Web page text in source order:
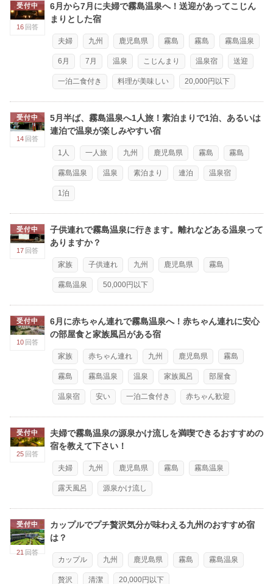
受付中
16 回答
6月から7月に夫婦で霧島温泉へ！送迎があってこじん
まりとした宿
夫婦 九州 鹿児島県 霧島 霧島 霧島温泉
6月 7月 温泉 こじんまり 温泉宿 送迎
一泊二食付き 料理が美味しい 20,000円以下
受付中
14 回答
5月半ば、霧島温泉へ1人旅！素泊まりで1泊、あるいは
連泊で温泉が楽しみやすい宿
1人 一人旅 九州 鹿児島県 霧島 霧島
霧島温泉 温泉 素泊まり 連泊 温泉宿
1泊
受付中
17 回答
子供連れで霧島温泉に行きます。離れなどある温泉って
ありますか？
家族 子供連れ 九州 鹿児島県 霧島
霧島温泉 50,000円以下
受付中
10 回答
6月に赤ちゃん連れで霧島温泉へ！赤ちゃん連れに安心
の部屋食と家族風呂がある宿
家族 赤ちゃん連れ 九州 鹿児島県 霧島
霧島 霧島温泉 温泉 家族風呂 部屋食
温泉宿 安い 一泊二食付き 赤ちゃん歓迎
受付中
25 回答
夫婦で霧島温泉の源泉かけ流しを満喫できるおすすめの
宿を教えて下さい！
夫婦 九州 鹿児島県 霧島 霧島温泉
露天風呂 源泉かけ流し
受付中
21 回答
カップルでプチ贅沢気分が味わえる九州のおすすめ宿
は？
カップル 九州 鹿児島県 霧島 霧島温泉
贅沢 清潔 20,000円以下